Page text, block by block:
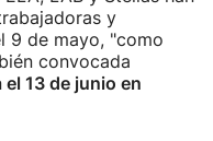
y
9 de mayo, "como
convocada
13 de junio en